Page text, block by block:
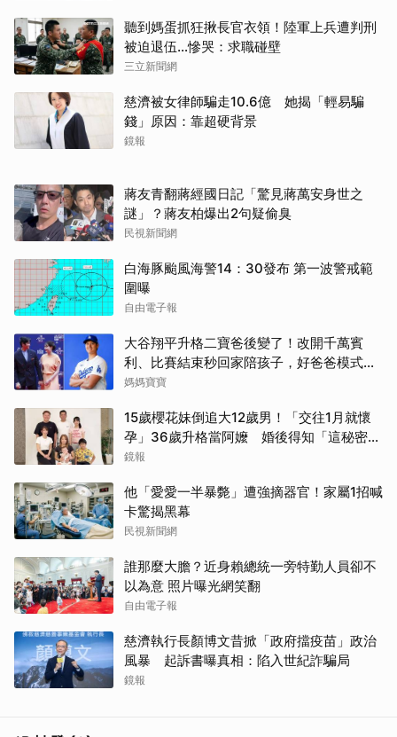
聽到媽蛋抓狂揪長官衣領！陸軍上兵遭判刑
被迫退伍…慘哭：求職碰壁
三立新聞網
慈濟被女律師騙走10.6億 她揭「輕易騙
錢」原因：靠超硬背景
鏡報
蔣友青翻蔣經國日記「驚見蔣萬安身世之
謎」？蔣友柏爆出2句疑偷臭
民視新聞網
白海豚颱風海警14：30發布 第一波警戒範
圍曝
自由電子報
大谷翔平升格二寶爸後變了！改開千萬賓
利、比賽結束秒回家陪孩子，好爸爸模式全
開
媽媽寶寶
15歲櫻花妹倒追大12歲男！「交往1月就懷
孕」36歲升格當阿嬤 婚後得知「這秘密」
傻眼了
鏡報
他「愛愛一半暴斃」遭強摘器官！家屬1招喊
卡驚揭黑幕
民視新聞網
誰那麼大膽？近身賴總統一旁特勤人員卻不
以為意 照片曝光網笑翻
自由電子報
慈濟執行長顏博文昔掀「政府擋疫苗」政治
風暴 起訴書曝真相：陷入世紀詐騙局
鏡報